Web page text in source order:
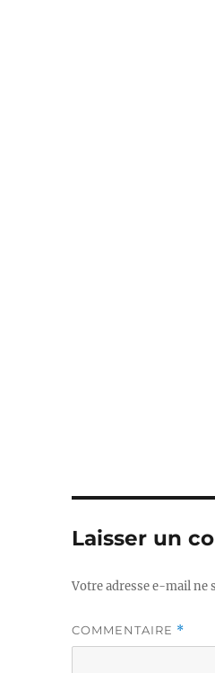
Laisser un
Votre adresse e-mail ne
COMMENTAIRE *